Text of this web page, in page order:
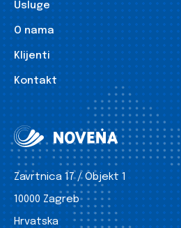
Usluge
O nama
Klijenti
Kontakt
Zavrtnica 17 / Objekt 1
10000 Zagreb
Hrvatska